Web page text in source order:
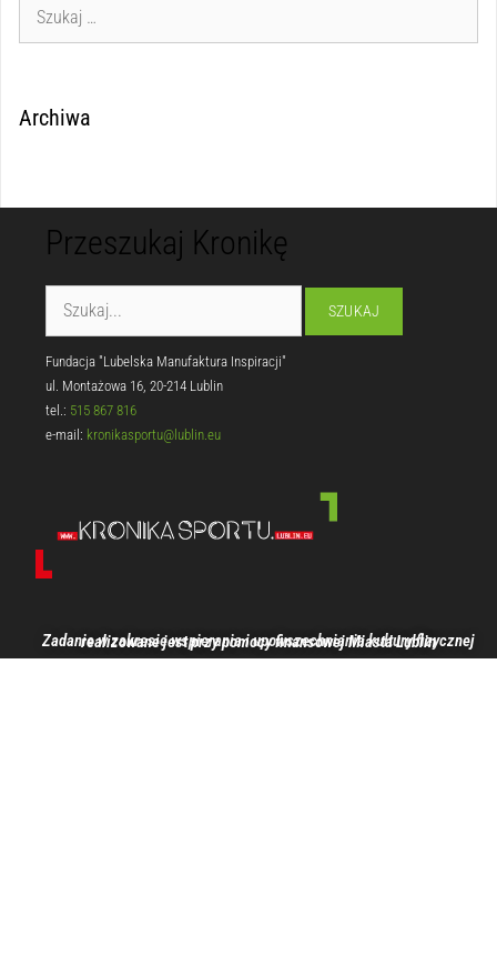
Archiwa
Przeszukaj Kronikę
Fundacja "Lubelska Manufaktura Inspiracji"
ul. Montażowa 16, 20-214 Lublin
tel.: 515 867 816
e-mail: kronikasportu@lublin.eu
Zadanie w zakresie wspierania i upowszechniania kultury fizycznej realizowane jest przy pomocy finansowej Miasta Lublin